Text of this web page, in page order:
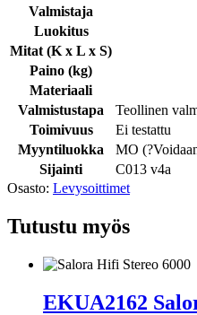
Valmistaja
Luokitus
Mitat (K x L x S)
Paino (kg)
Materiaali
Valmistustapa
Teollinen
Toimivuus
Ei testattu
Myyntiluokka
MO (?
Sijainti
C013 v4a
Osasto: Levysoittimet
Tutustu myös
EKUA2162